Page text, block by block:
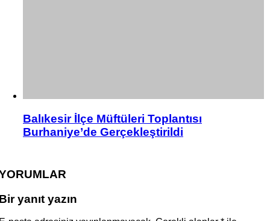
Balıkesir İlçe Müftüleri Toplantısı
Burhaniye’de Gerçekleştirildi
yanıt yazın